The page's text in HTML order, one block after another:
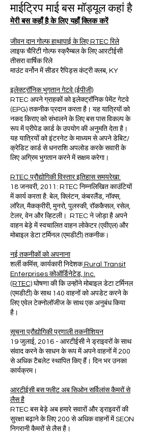
माईट्रिप माई बस मॉड्यूल कहां है
मेरी बस कहाँ है के लिए यहाँ क्लिक करें
जीवन दान गोल्फ हाथापाई के लिए RTEC रिले
लाइफ चैरिटी गोल्फ स्क्रैम्बल के लिए आरटीईसी
तीसरा वार्षिक रिले
माउंट वर्नोन में सीडर रैपिड्स कंट्री क्लब, KY
इलेक्ट्रॉनिक भुगतान गेटवे (ईपीजी)
RTEC अपने ग्राहकों को इलेक्ट्रॉनिक पेमेंट गेटवे
(EPG) तकनीक प्रदान करता है। यह यात्रियों को
नकद किराए को संभालने के लिए बस पास विकल्प के
रूप में प्रीपेड कार्ड के उपयोग की अनुमति देता है।
यह यात्रियों को इंटरनेट के माध्यम से अपने डेबिट/
क्रेडिट कार्ड से धनराशि अपलोड करके सवारी के
लिए अग्रिम भुगतान करने में सक्षम करेगा।
RTEC प्रौद्योगिकी विस्तार इतिहास समयरेखा:
18 जनवरी, 2011: RTEC निम्नलिखित काउंटियों
में कार्य करता है: बेल, क्लिंटन, कंबरलैंड, नॉक्स,
लॉरेल, मैकक्रीरी, मुनरो, पुलस्की, रॉककैसल, रसेल,
टेलर, वेन और व्हिटली। RTEC ने जोड़ा है अपने
वाहन बेड़े में स्वचालित वाहन लोकेटर (एवीएल) और
मोबाइल डेटा टर्मिनल (एमडीटी) तकनीक।
नई तकनीकों को अपनाना
शर्ली कमिंस, कार्यकारी निदेशकRural Transit
Enterprises कोऑर्डिनेटेड, Inc.
(RTEC) घोषणा की कि उन्होंने मोबाइल डेटा टर्मिनल
(एमडीटी) के साथ 140 वाहनों को अपडेट करने के
लिए एवेल टेक्नोलॉजीज के साथ एक अनुबंध किया
है।
सूचना प्रौद्योगिकी प्रणाली तकनीशियन
19 जुलाई, 2016 - आरटीईसी ने ड्राइवरों के साथ
संवाद करने के साधन के रूप में अपने वाहनों में 200
से अधिक टैबलेट स्थापित किए हैं। दिन भर उनका
कार्यक्रम।
आरटीईसी बस फ्लीट अब सिओन सर्विलांस कैमरों से
लैस है
RTEC बस बेड़े अब हमारे सवारों और ड्राइवरों की
सुरक्षा बढ़ाने के लिए 200 से अधिक वाहनों में SEON
निगरानी कैमरों से लैस है।